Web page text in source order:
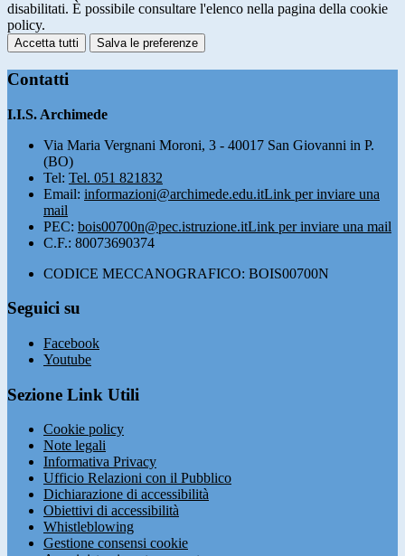
disabilitati. È possibile consultare l'elenco nella pagina della cookie
policy.
Accetta tutti Salva le preferenze
Contatti
I.I.S. Archimede
Via Maria Vergnani Moroni, 3 - 40017 San Giovanni in P.
(BO)
Tel: Tel. 051 821832
Email: informazioni@archimede.edu.itLink per inviare una
mail
PEC: bois00700n@pec.istruzione.itLink per inviare una mail
C.F.: 80073690374
CODICE MECCANOGRAFICO: BOIS00700N
Seguici su
Facebook
Youtube
Sezione Link Utili
Cookie policy
Note legali
Informativa Privacy
Ufficio Relazioni con il Pubblico
Dichiarazione di accessibilità
Obiettivi di accessibilità
Whistleblowing
Gestione consensi cookie